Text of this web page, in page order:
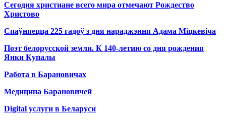
Сегодня христиане всего мира отмечают Рождество
Христово
Спаўняецца 225 гадоў з дня нараджэння Адама Міцкевіча
Поэт белорусской земли. К 140-летию со дня рождения
Янки Купалы
Работа в Барановичах
Медицина Барановичей
Digital услуги в Беларуси